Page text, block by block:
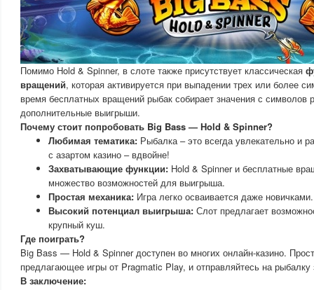
Помимо Hold & Spinner, в слоте также присутствует классическая
вращений, которая активируется при выпадении трех или более
время бесплатных вращений рыбак собирает значения с символов
дополнительные выигрыши.
Почему стоит попробовать Big Bass — Hold & Spinner?
Любимая тематика: Рыбалка – это всегда увлекательно и
с азартом казино – вдвойне!
Захватывающие функции: Hold & Spinner и бесплатные
множество возможностей для выигрыша.
Простая механика: Игра легко осваивается даже новичками.
Высокий потенциал выигрыша: Слот предлагает
крупный куш.
Где поиграть?
Big Bass — Hold & Spinner доступен во многих онлайн-казино.
предлагающее игры от Pragmatic Play, и отправляйтесь на
В заключение: